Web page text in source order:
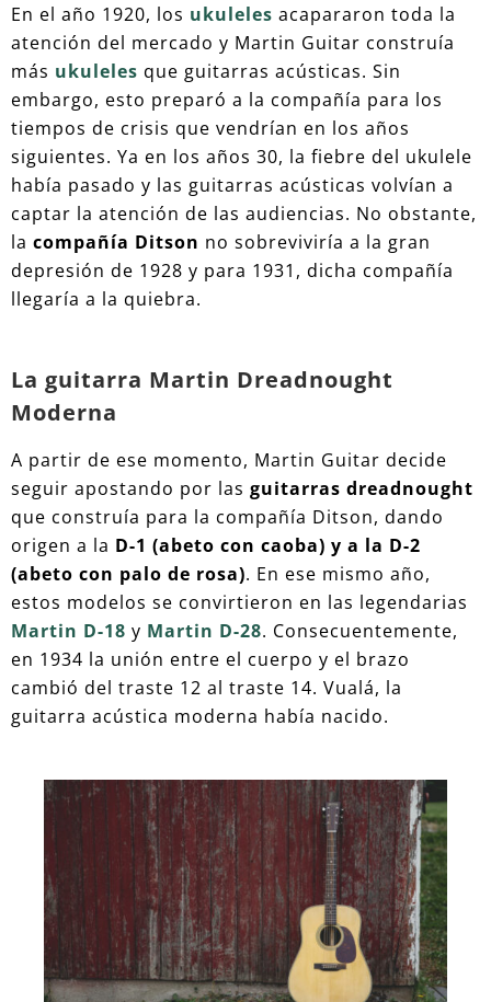
En el año 1920, los ukuleles acapararon toda la
atención del mercado y Martin Guitar construía
más ukuleles que guitarras acústicas. Sin
embargo, esto preparó a la compañía para los
tiempos de crisis que vendrían en los años
siguientes. Ya en los años 30, la fiebre del ukulele
había pasado y las guitarras acústicas volvían a
captar la atención de las audiencias. No obstante,
la compañía Ditson no sobreviviría a la gran
depresión de 1928 y para 1931, dicha compañía
llegaría a la quiebra.
La guitarra Martin Dreadnought
Moderna
A partir de ese momento, Martin Guitar decide
seguir apostando por las guitarras dreadnought
que construía para la compañía Ditson, dando
origen a la D-1 (abeto con caoba) y a la D-2
(abeto con palo de rosa). En ese mismo año,
estos modelos se convirtieron en las legendarias
Martin D-18 y Martin D-28. Consecuentemente,
en 1934 la unión entre el cuerpo y el brazo
cambió del traste 12 al traste 14. Vualá, la
guitarra acústica moderna había nacido.